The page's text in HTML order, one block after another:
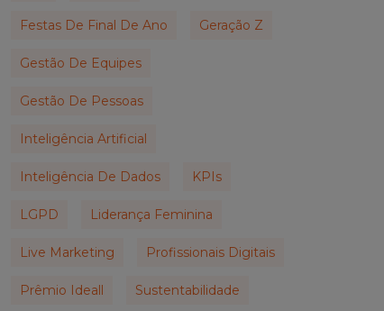
Festas De Final De Ano Geração Z
Gestão De Equipes
Gestão De Pessoas
Inteligência Artificial
Inteligência De Dados KPIs
LGPD Liderança Feminina
Live Marketing Profissionais Digitais
Prêmio Ideall Sustentabilidade